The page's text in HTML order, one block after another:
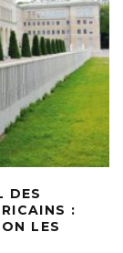
DES
:
LES